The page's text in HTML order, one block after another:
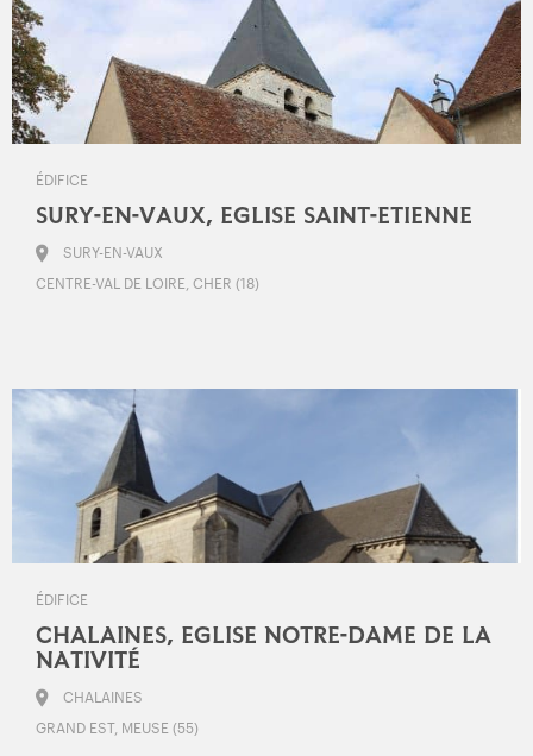
ÉDIFICE
SURY-EN-VAUX, EGLISE SAINT-ETIENNE
SURY-EN-VAUX
CENTRE-VAL DE LOIRE, CHER (18)
ÉDIFICE
CHALAINES, EGLISE NOTRE-DAME DE LA
NATIVITÉ
CHALAINES
GRAND EST, MEUSE (55)